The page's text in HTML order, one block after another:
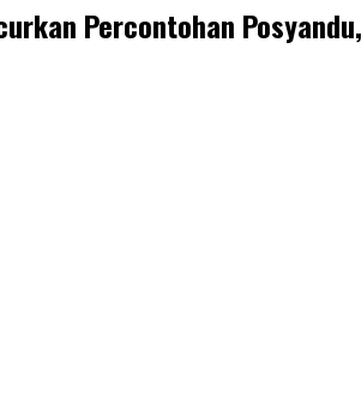
Percontohan